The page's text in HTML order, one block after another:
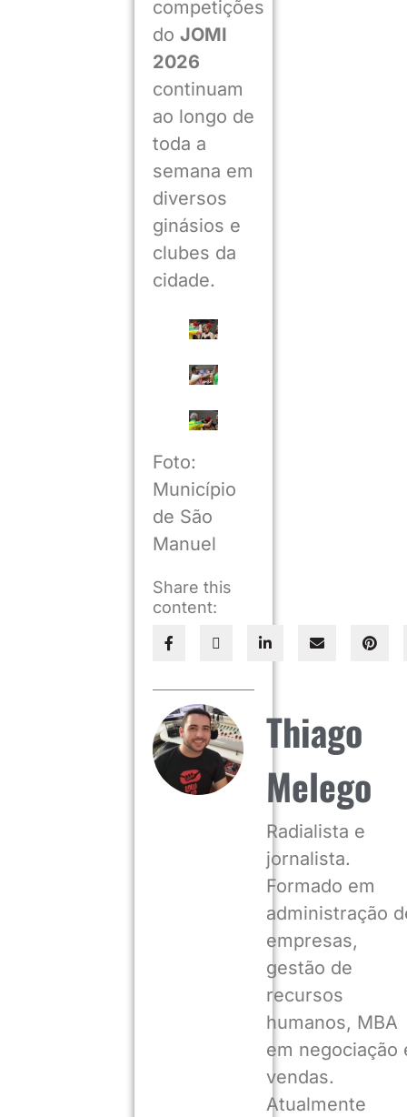
competições
do JOMI
2026
continuam
ao longo de
toda a
semana em
diversos
ginásios e
clubes da
cidade.
Foto:
Município
de São
Manuel
Share this
content:
Thiago
Melego
Radialista e
jornalista.
Formado em
administração
empresas,
gestão de
recursos
humanos, MBA
em negociação
vendas.
Atualmente